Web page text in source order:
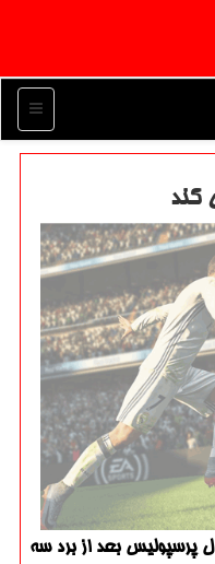
منو
كند
پرسپولیس بعد از برد سه